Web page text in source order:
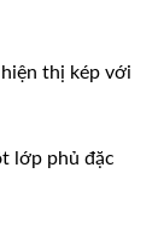
thị kép với
lớp phủ đặc